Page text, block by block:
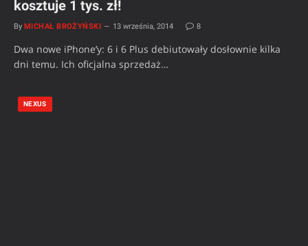
kosztuje 1 tys. zł!
By MICHAŁ BROŻYŃSKI 13 września, 2014 8
Dwa nowe iPhone’y: 6 i 6 Plus debiutowały dosłownie kilka
dni temu. Ich oficjalna sprzedaż…
NEXUS